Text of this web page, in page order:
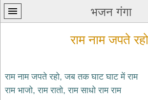
भजन गंगा
प्रथम
राम नाम जपते रहो
राम नाम जपते रहो, जब तक घाट घाट में राम
राम भाजो, राम रातो, राम साधो राम राम